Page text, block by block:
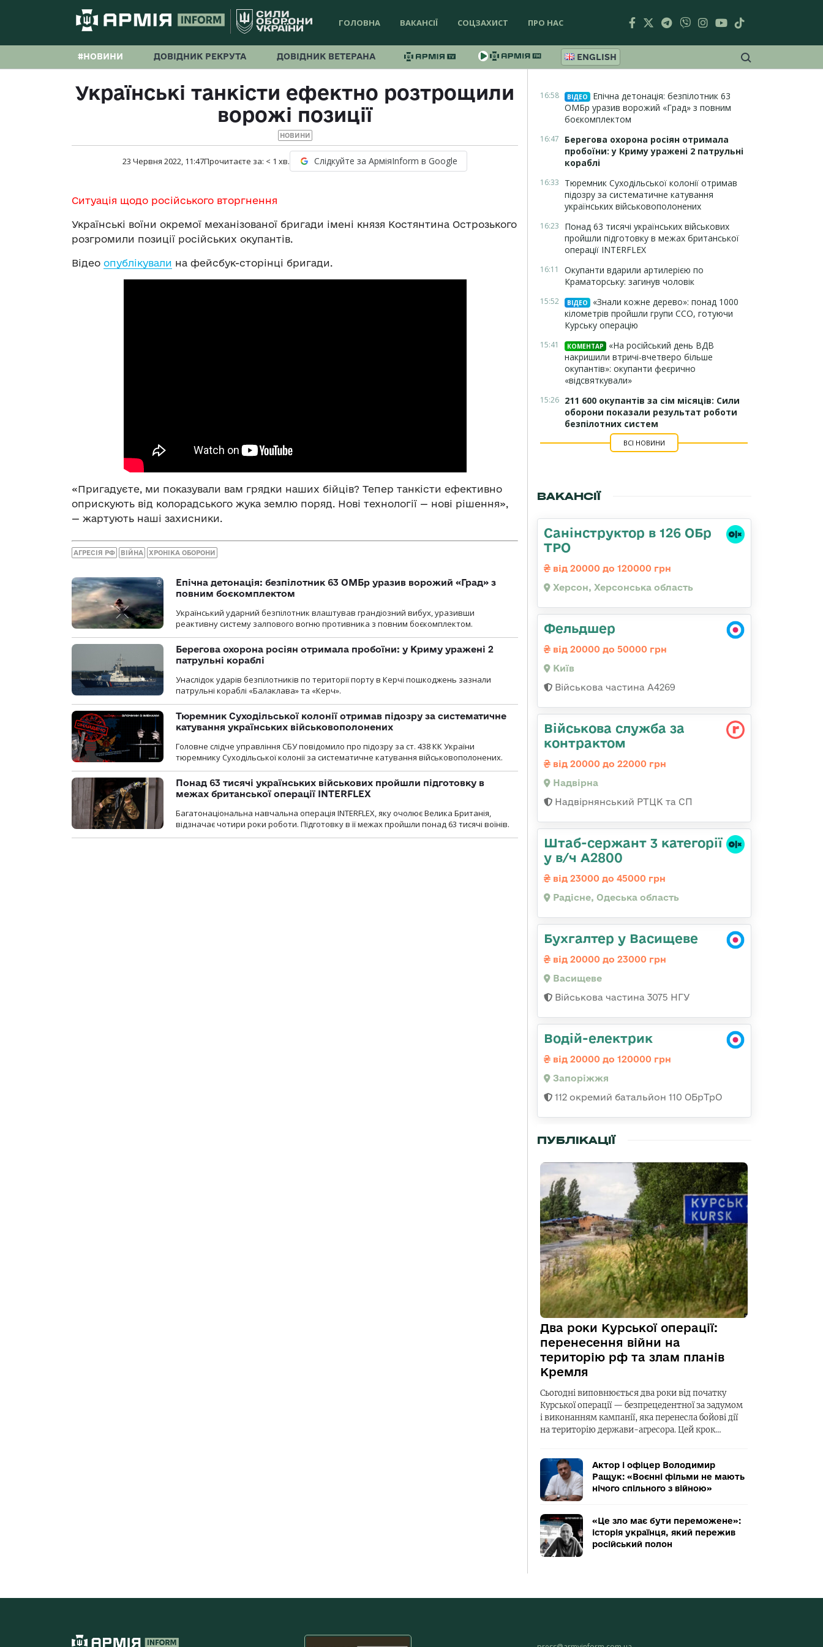
ГОЛОВНА ВАКАНСІЇ СОЦЗАХИСТ ПРО НАС
#НОВИНИ ДОВІДНИК РЕКРУТА ДОВІДНИК ВЕТЕРАНА ENGLISH
Українські танкісти ефектно розтрощили
ворожі позиції
НОВИНИ
23 Червня 2022, 11:47Прочитаєте за: < 1 хв. Слідкуйте за АрміяInform в Google
Ситуація щодо російського вторгнення
Українські воїни окремої механізованої бригади імені князя Костянтина Острозького
розгромили позиції російських окупантів.
Відео опублікували на фейсбук-сторінці бригади.
«Пригадуєте, ми показували вам грядки наших бійців? Тепер танкісти ефективно
оприскують від колорадського жука землю поряд. Нові технології — нові рішення»,
— жартують наші захисники.
АГРЕСІЯ РФ ВІЙНА ХРОНІКА ОБОРОНИ
Епічна детонація: безпілотник 63 ОМБр уразив ворожий «Град» з
повним боєкомплектом
Український ударний безпілотник влаштував грандіозний вибух, уразивши
реактивну систему залпового вогню противника з повним боєкомплектом.
Берегова охорона росіян отримала пробоїни: у Криму уражені 2
патрульні кораблі
Унаслідок ударів безпілотників по території порту в Керчі пошкоджень зазнали
патрульні кораблі «Балаклава» та «Керч».
Тюремник Суходільської колонії отримав підозру за систематичне
катування українських військовополонених
Головне слідче управління СБУ повідомило про підозру за ст. 438 КК України
тюремнику Суходільської колонії за систематичне катування військовополонених.
Понад 63 тисячі українських військових пройшли підготовку в
межах британської операції INTERFLEX
Багатонаціональна навчальна операція INTERFLEX, яку очолює Велика Британія,
відзначає чотири роки роботи. Підготовку в її межах пройшли понад 63 тисячі воїнів.
16:58 ВІДЕО
Епічна детонація: безпілотник 63
ОМБр уразив ворожий «Град» з повним
боєкомплектом
16:47
Берегова охорона росіян отримала
пробоїни: у Криму уражені 2 патрульні
кораблі
16:33
Тюремник Суходільської колонії отримав
підозру за систематичне катування
українських військовополонених
16:23
Понад 63 тисячі українських військових
пройшли підготовку в межах британської
операції INTERFLEX
16:11
Окупанти вдарили артилерією по
Краматорську: загинув чоловік
15:52 ВІДЕО
«Знали кожне дерево»: понад 1000
кілометрів пройшли групи ССО, готуючи
Курську операцію
15:41 КОМЕНТАР
«На російський день ВДВ
накришили втричі-вчетверо більше
окупантів»: окупанти феєрично
«відсвяткували»
15:26 211 600 окупантів за сім місяців: Сили
оборони показали результат роботи
безпілотних систем
ВСІ НОВИНИ
ВАКАНСІЇ
Санінструктор в 126 ОБр
ТРО
від 20000 до 120000 грн
Херсон, Херсонська область
Фельдшер
від 20000 до 50000 грн
Київ
Військова частина А4269
Військова служба за
контрактом
від 20000 до 22000 грн
Надвірна
Надвірнянський РТЦК та СП
Штаб-сержант 3 категорії
у в/ч А2800
від 23000 до 45000 грн
Радісне, Одеська область
Бухгалтер у Васищеве
від 20000 до 23000 грн
Васищеве
Військова частина 3075 НГУ
Водій-електрик
від 20000 до 120000 грн
Запоріжжя
112 окремий батальйон 110 ОБрТрО
ПУБЛІКАЦІЇ
Два роки Курської операції:
перенесення війни на
територію рф та злам планів
Кремля
Сьогодні виповнюється два роки від початку
Курської операції — безпрецедентної за задумом
і виконанням кампанії, яка перенесла бойові дії
на територію держави-агресора. Цей крок…
Актор і офіцер Володимир
Ращук: «Воєнні фільми не мають
нічого спільного з війною»
«Це зло має бути переможене»:
історія українця, який пережив
російський полон